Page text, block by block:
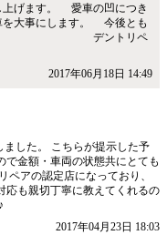
上げます。 愛車の凹につき
を大事にします。 今後とも
ります。 デントリペ
2017年06月18日 14:49
した。 こちらが提示した予
金額・車両の状態共にとても
ペアの認定店になっており、
応も親切丁寧に教えてくれるの
2017年04月23日 18:03